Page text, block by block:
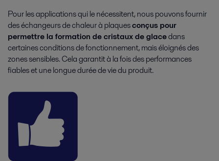
Pour les applications qui le nécessitent, nous pouvons fournir
des échangeurs de chaleur à plaquesconçus pour
permettre la formation de cristaux de glacedans
certaines conditions de fonctionnement, mais éloignés des
zones sensibles. Cela garantit à la fois des performances
fiables et une longue durée de vie du produit.